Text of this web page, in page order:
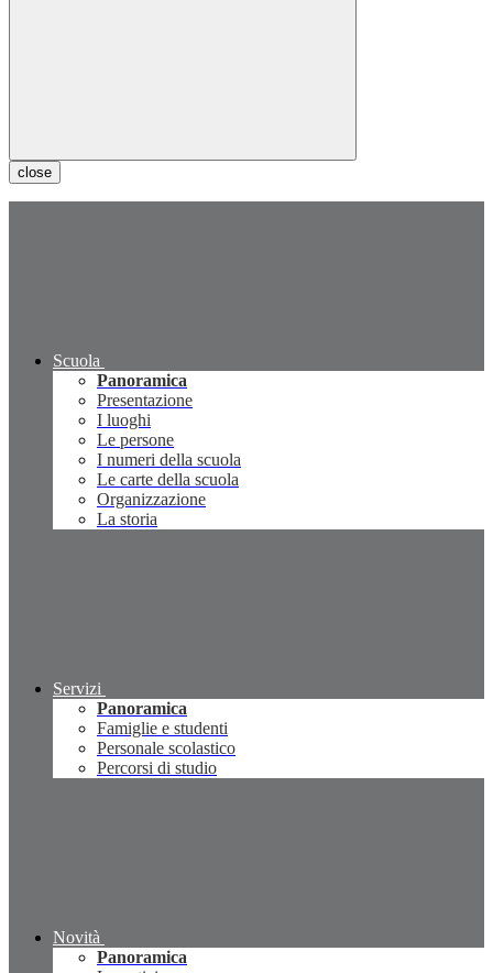
close
Scuola
Panoramica
Presentazione
I luoghi
Le persone
I numeri della scuola
Le carte della scuola
Organizzazione
La storia
Servizi
Panoramica
Famiglie e studenti
Personale scolastico
Percorsi di studio
Novità
Panoramica